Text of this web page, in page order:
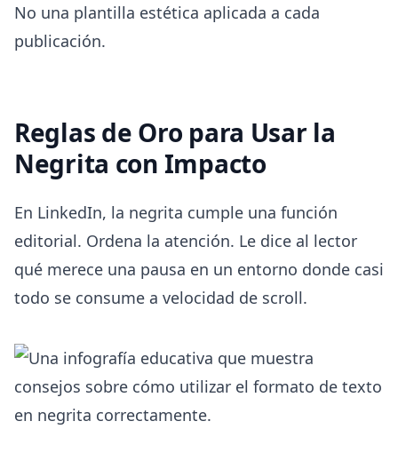
No una plantilla estética aplicada a cada
publicación.
Reglas de Oro para Usar la
Negrita con Impacto
En LinkedIn, la negrita cumple una función
editorial. Ordena la atención. Le dice al lector
qué merece una pausa en un entorno donde casi
todo se consume a velocidad de scroll.